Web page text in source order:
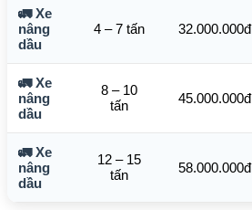
🚛 Xe
nâng
dầu
4 – 7 tấn 32.000.000đ
🚛 Xe
nâng
dầu
8 – 10
tấn
45.000.000đ
🚛 Xe
nâng
dầu
12 – 15
tấn
58.000.000đ